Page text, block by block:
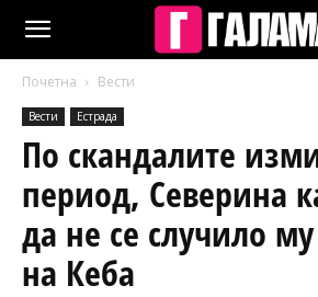
Почетна Вести
Вести Естрада
По скандалите
период, Северина
да не се случило
на Кеба